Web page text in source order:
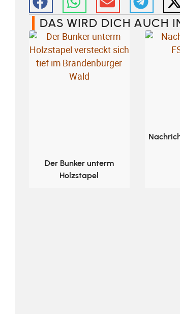
DAS WIRD DICH AUCH
Der Bunker unterm
Holzstapel